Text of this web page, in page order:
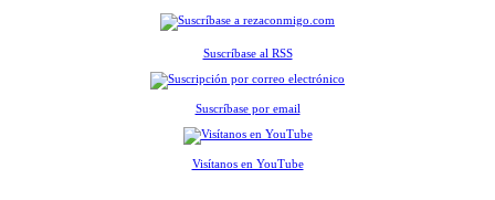
Suscríbase al RSS
Suscríbase por email
Visítanos en YouTube